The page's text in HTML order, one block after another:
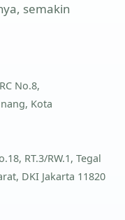
semakin
No.8,
Kota
RT.3/RW.1, Tegal
DKI Jakarta 11820